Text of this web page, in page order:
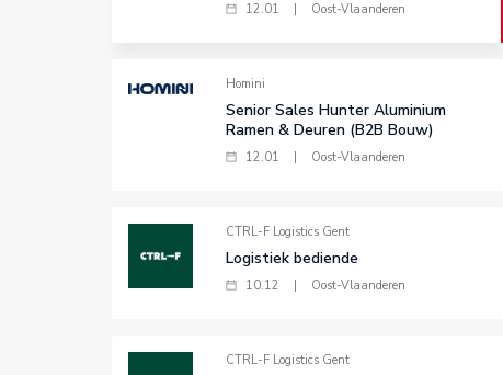
12.01 Oost-Vlaanderen
Homini
Senior Sales Hunter Aluminium
Ramen & Deuren (B2B Bouw)
12.01 Oost-Vlaanderen
CTRL-F Logistics Gent
Logistiek bediende
10.12 Oost-Vlaanderen
CTRL-F Logistics Gent